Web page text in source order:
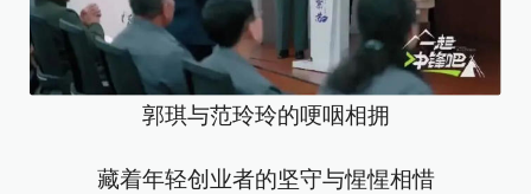
郭琪与范玲玲的哽咽相拥
藏着年轻创业者的坚守与惺惺相惜